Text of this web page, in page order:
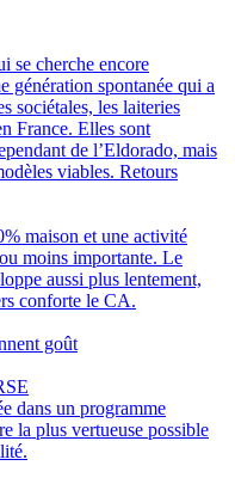
se cherche encore
génération spontanée qui a
sociétales, les laiteries
France. Elles sont
de l’Eldorado, mais
viables. Retours
maison et une activité
moins importante. Le
aussi plus lentement,
conforte le CA.
goût
dans un programme
la plus vertueuse possible